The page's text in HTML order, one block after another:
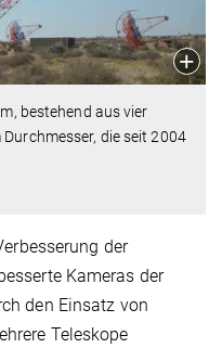
bestehend aus vier
die seit 2004
der
Kameras der
den Einsatz von
Teleskope